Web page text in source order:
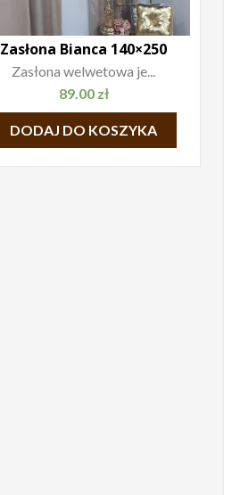
Zasłona Bianca 140×250
Zasłona welwetowa je...
89.00 zł
DODAJ DO KOSZYKA